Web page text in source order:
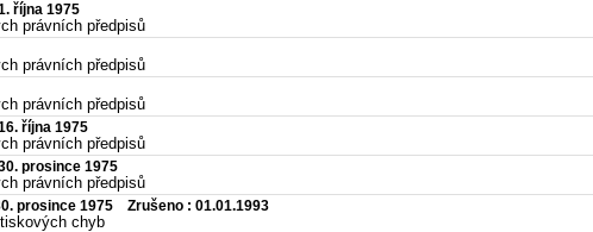
října 1975
právních předpisů
právních předpisů
právních předpisů
října 1975
právních předpisů
prosince 1975
právních předpisů
prosince 1975 Zrušeno : 01.01.1993
chyb